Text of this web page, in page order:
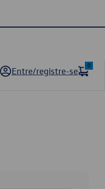
Entre/registre-se
0